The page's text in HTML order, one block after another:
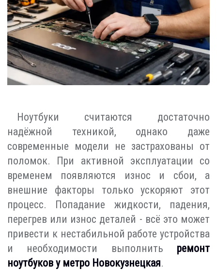
Ноутбуки считаются достаточно
надёжной техникой, однако даже
современные модели не застрахованы от
поломок. При активной эксплуатации со
временем появляются износ и сбои, а
внешние факторы только ускоряют этот
процесс. Попадание жидкости, падения,
перегрев или износ деталей - всё это может
привести к нестабильной работе устройства
и необходимости выполнить ремонт
ноутбуков у метро Новокузнецкая.